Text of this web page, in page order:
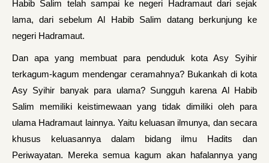
Habib Salim telah sampai ke negeri Hadramaut dari sejak
lama, dari sebelum Al Habib Salim datang berkunjung ke
negeri Hadramaut.
Dan apa yang membuat para penduduk kota Asy Syihir
terkagum-kagum mendengar ceramahnya? Bukankah di kota
Asy Syihir banyak para ulama? Sungguh karena Al Habib
Salim memiliki keistimewaan yang tidak dimiliki oleh para
ulama Hadramaut lainnya. Yaitu keluasan ilmunya, dan secara
khusus keluasannya dalam bidang ilmu Hadits dan
Periwayatan. Mereka semua kagum akan hafalannya yang